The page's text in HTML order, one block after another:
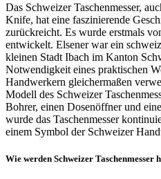
Das Schweizer Taschenmesser,
Knife, hat eine faszinierende
zurückreicht. Es wurde erstmals
entwickelt. Elsener war ein
kleinen Stadt Ibach im Kanton
Notwendigkeit eines praktischen
Handwerkern gleichermaßen
Modell des Schweizer
Bohrer, einen Dosenöffner und
wurde das Taschenmesser
einem Symbol der Schweizer
Wie werden Schweizer Taschenmesser